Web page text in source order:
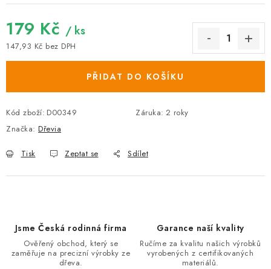
179 Kč / ks
147,93 Kč bez DPH
PŘIDAT DO KOŠÍKU
Kód zboží: D00349 Záruka: 2 roky
Značka: Dřevia
Tisk Zeptat se Sdílet
Jsme Česká rodinná firma
Ověřený obchod, který se
zaměřuje na precizní výrobky ze
dřeva.
Garance naší kvality
Ručíme za kvalitu našich výrobků
vyrobených z certifikovaných
materiálů.